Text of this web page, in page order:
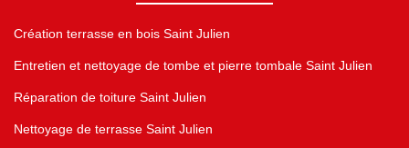
Création terrasse en bois Saint Julien
Entretien et nettoyage de tombe et pierre tombale Saint Julien
Réparation de toiture Saint Julien
Nettoyage de terrasse Saint Julien